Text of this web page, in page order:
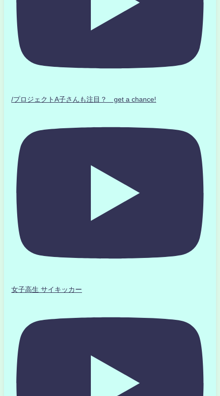
/プロジェクトA子さんも注目？ get a chance!
女子高生 サイキッカー